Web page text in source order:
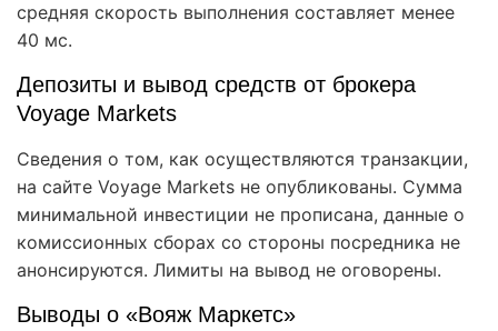
средняя скорость выполнения составляет менее
40 мс.
Депозиты и вывод средств от брокера
Voyage Markets
Сведения о том, как осуществляются транзакции,
на сайте Voyage Markets не опубликованы. Сумма
минимальной инвестиции не прописана, данные о
комиссионных сборах со стороны посредника не
анонсируются. Лимиты на вывод не оговорены.
Выводы о «Вояж Маркетс»